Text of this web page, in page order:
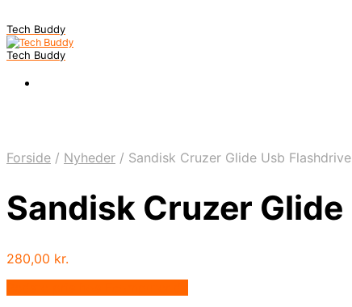
Tech Buddy
Tech Buddy
Forside / Nyheder / Sandisk Cruzer Glide Usb
Sandisk Cruzer
280,00 kr.